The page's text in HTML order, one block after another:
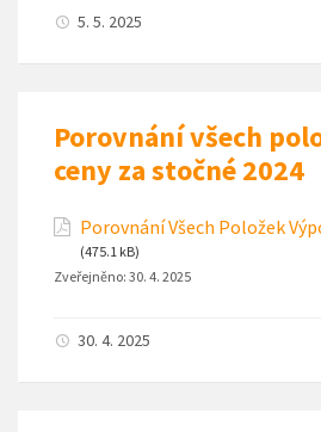
5. 5. 2025
Porovnání všech
ceny za stočné 2024
Porovnání Všech Položek
(475.1 kB)
Zveřejněno: 30. 4. 2025
30. 4. 2025